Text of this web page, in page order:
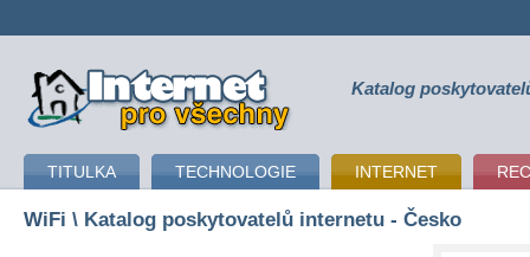
připojení k internetu Katalog
TITULKA TECHNOLOGIE INTERNET
WiFi \ Katalog poskytovatelů internetu - Česko